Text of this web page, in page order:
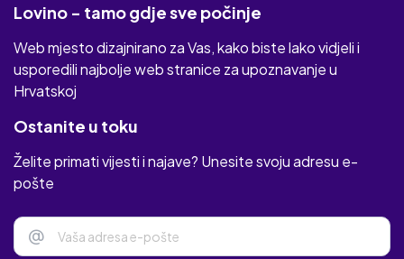
Lovino - tamo gdje sve počinje
Web mjesto dizajnirano za Vas, kako biste lako vidjeli i
usporedili najbolje web stranice za upoznavanje u
Hrvatskoj
Ostanite u toku
Želite primati vijesti i najave? Unesite svoju adresu e-
pošte
@